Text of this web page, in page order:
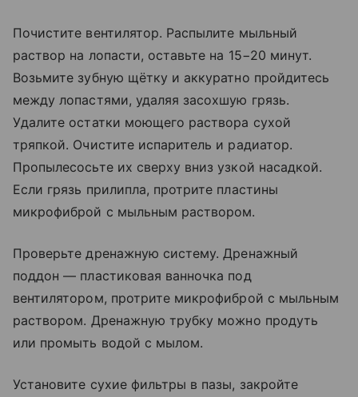
Почистите вентилятор. Распылите мыльный
раствор на лопасти, оставьте на 15−20 минут.
Возьмите зубную щётку и аккуратно пройдитесь
между лопастями, удаляя засохшую грязь.
Удалите остатки моющего раствора сухой
тряпкой. Очистите испаритель и радиатор.
Пропылесосьте их сверху вниз узкой насадкой.
Если грязь прилипла, протрите пластины
микрофиброй с мыльным раствором.
Проверьте дренажную систему. Дренажный
поддон — пластиковая ванночка под
вентилятором, протрите микрофиброй с мыльным
раствором. Дренажную трубку можно продуть
или промыть водой с мылом.
Установите сухие фильтры в пазы, закройте